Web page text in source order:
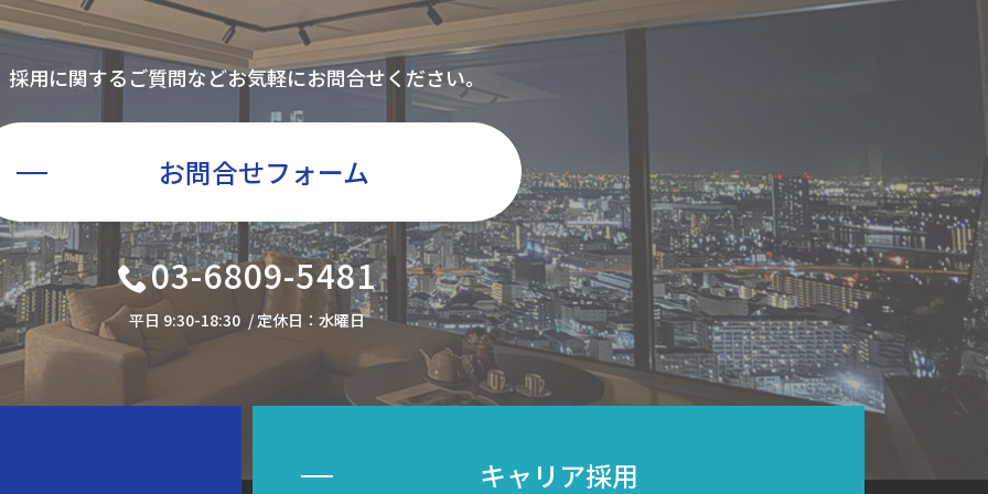
採用に関するご質問などお気軽にお問合せください。
お問合せフォーム
03-6809-5481
平日 9:30-18:30 / 定休日：水曜日
キャリア採用